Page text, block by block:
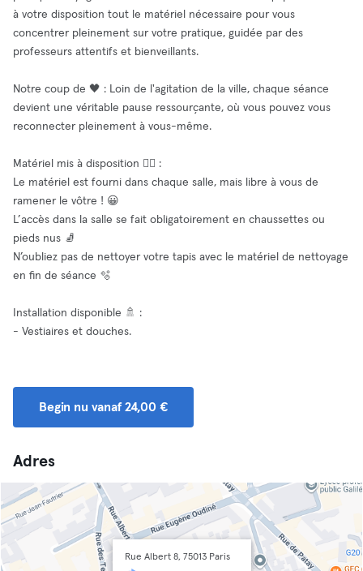
à votre disposition tout le matériel nécessaire pour vous
concentrer pleinement sur votre pratique, guidée par des
professeurs attentifs et bienveillants.
Notre coup de 🖤 : Loin de l'agitation de la ville, chaque séance
devient une véritable pause ressourçante, où vous pouvez vous
reconnecter pleinement à vous-même.
Matériel mis à disposition 🧘‍♂️ :
Le matériel est fourni dans chaque salle, mais libre à vous de
ramener le vôtre ! 😀
L’accès dans la salle se fait obligatoirement en chaussettes ou
pieds nus 🧦
N’oubliez pas de nettoyer votre tapis avec le matériel de nettoyage
en fin de séance 🫧
Installation disponible 🚿 :
- Vestiaires et douches.
Begin nu vanaf 24,00 €
Adres
Rue Albert 8, 75013 Paris